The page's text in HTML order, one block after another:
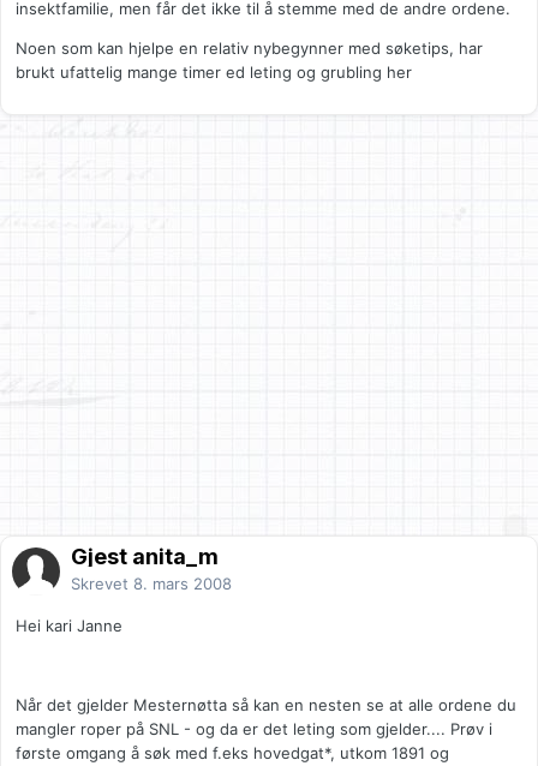
insektfamilie, men får det ikke til å stemme med de andre ordene.
Noen som kan hjelpe en relativ nybegynner med søketips, har
brukt ufattelig mange timer ed leting og grubling her
Gjest anita_m
Skrevet 8. mars 2008
Hei kari Janne
Når det gjelder Mesternøtta så kan en nesten se at alle ordene du
mangler roper på SNL - og da er det leting som gjelder.... Prøv i
første omgang å søk med f.eks hovedgat*, utkom 1891 og